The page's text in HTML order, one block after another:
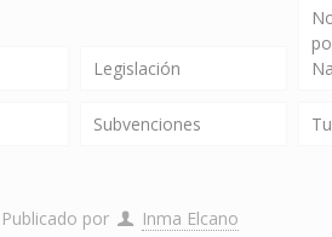
Legislación
Subvenciones
Publicado por Inma Elcano